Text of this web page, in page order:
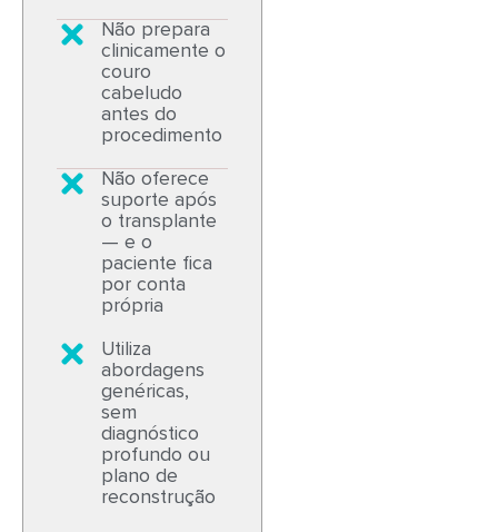
Não prepara
clinicamente o
couro
cabeludo
antes do
procedimento
Não oferece
suporte após
o transplante
— e o
paciente fica
por conta
própria
Utiliza
abordagens
genéricas,
sem
diagnóstico
profundo ou
plano de
reconstrução